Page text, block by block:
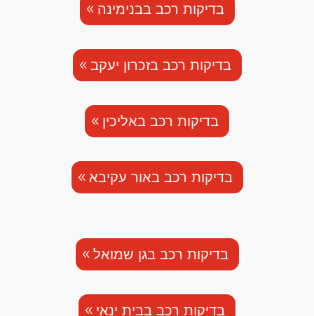
בדיקות רכב בבנימינה
בדיקות רכב בזכרון יעקב
בדיקות רכב באליכין
בדיקות רכב באור עקיבא
בדיקות רכב בגן שמואל
בדיקות רכב בבית ינאי